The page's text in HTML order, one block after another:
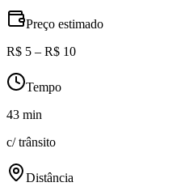
Preço estimado
R$ 5 – R$ 10
Tempo
43 min
c/ trânsito
Distância